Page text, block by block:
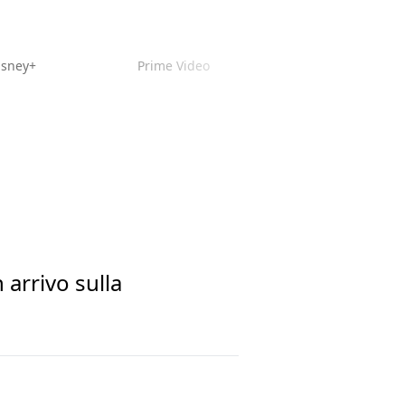
Prime Video
arrivo sulla